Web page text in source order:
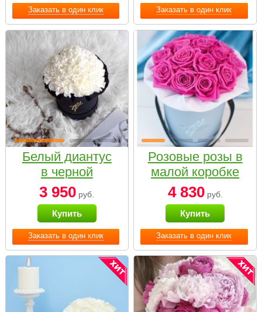
Заказать в один клик Заказать в один клик
Заказать в один клик
Белый диантус
в черной
коробке Small
3 950 руб.
Купить
Заказать в один клик
Розовые розы в
малой коробке
4 830руб.
Купить